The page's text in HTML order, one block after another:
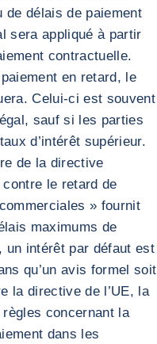
de délais de paiement
sera appliqué à partir
contractuelle.
en retard, le
Celui-ci est souvent
sauf si les parties
d’intérêt supérieur.
de la directive
le retard de
» fournit
maximums de
un intérêt par défaut est
qu’un avis formel soit
la directive de l’UE, la
concernant la
dans les